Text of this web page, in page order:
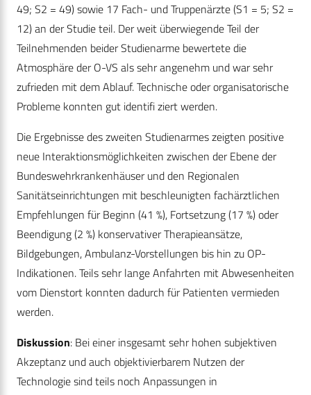
49; S2 = 49) sowie 17 Fach- und Truppenärzte (S1 = 5; S2 =
12) an der Studie teil. Der weit überwiegende Teil der
Teilnehmenden beider Studienarme bewertete die
Atmosphäre der O-VS als sehr angenehm und war sehr
zufrieden mit dem Ablauf. Technische oder organisatorische
Probleme konnten gut identifi ziert werden.
Die Ergebnisse des zweiten Studienarmes zeigten positive
neue Interaktionsmöglichkeiten zwischen der Ebene der
Bundeswehrkrankenhäuser und den Regionalen
Sanitätseinrichtungen mit beschleunigten fachärztlichen
Empfehlungen für Beginn (41 %), Fortsetzung (17 %) oder
Beendigung (2 %) konservativer Therapieansätze,
Bildgebungen, Ambulanz-Vorstellungen bis hin zu OP-
Indikationen. Teils sehr lange Anfahrten mit Abwesenheiten
vom Dienstort konnten dadurch für Patienten vermieden
werden.
Diskussion: Bei einer insgesamt sehr hohen subjektiven
Akzeptanz und auch objektivierbarem Nutzen der
Technologie sind teils noch Anpassungen in